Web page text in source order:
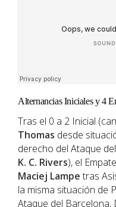
Alternancias Iniciales y 4
Tras el 0 a 2 Inicial
Thomas desde
derecho del Ataque
K. C. Rivers), el
Maciej Lampetras
la misma situación de
Ataque del Barcelona,